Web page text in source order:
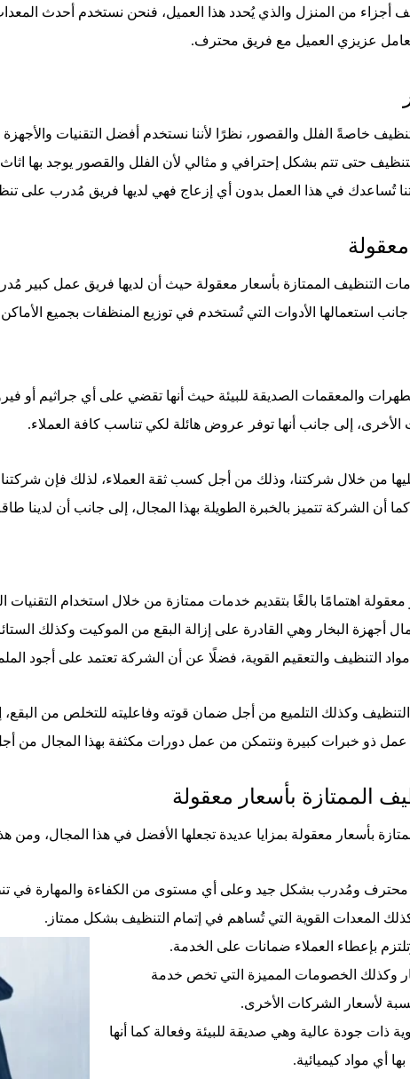
أجزاء من المنزل والذي يُحدد هذا العميل، فنحن نستخدم أحدث
عزيزي العميل مع فريق محترف.
خاصةً الفلل والقصور، نظرًا لأننا نستخدم أفضل التقنيات والأجهزة
حتى تتم بشكل إحترافي و مثالي لأن الفلل والقصور يوجد بها
في هذا العمل بدون أي إزعاج فهي لديها فريق مُدرب على
التنظيف الممتازة بأسعار معقولة حيث أن لديها فريق عمل كبير
جانب استعمالها الأدوات التي تُستخدم في توزيع المنظفات بجميع
والمعقمات الصديقة للبيئة حيث أنها تقضي على أي جراثيم أو
إلى جانب أنها توفر عروض هائلة لكي تناسب كافة العملاء.
من خلال شركتنا، وذلك من أجل كسب ثقة العملاء، لذلك فإن
أن الشركة تتميز بالخبرة الطويلة بهذا المجال، إلى جانب أن
اهتمامًا بالغًا بتقديم خدمات ممتازة من خلال استخدام التقنيات
أجهزة البخار وهي القادرة على إزالة البقع من الموكيت وكذلك
التنظيف والتعقيم القوية، فضلًا عن أن الشركة تعتمد على أجود
التنظيف وكذلك التلميع من أجل ضمان قوته وفاعليته للتخلص من
ذو خبرات كبيرة ونتمكن من عمل دورات مكثفة بهذا المجال من
الممتازة بأسعار معقولة
بأسعار معقولة بمزايا عديدة تجعلها الأفضل في هذا المجال، ومن
محترف ومُدرب بشكل جيد وعلى أي مستوى من الكفاءة والمهارة في
المعدات القوية التي تُساهم في إتمام التنظيف بشكل ممتاز.
وتلتزم بإعطاء العملاء ضمانات على الخدمة.
وكذلك الخصومات المميزة التي تخص خدمة
لأسعار الشركات الأخرى.
ذات جودة عالية وهي صديقة للبيئة وفعالة كما أنها
أي مواد كيميائية.